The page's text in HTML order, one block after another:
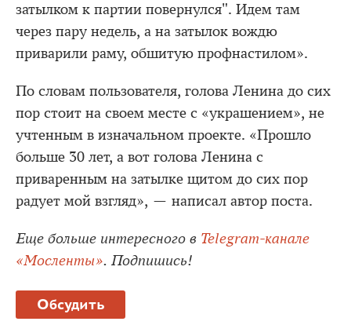
затылком к партии повернулся". Идем там
через пару недель, а на затылок вождю
приварили раму, обшитую профнастилом».
По словам пользователя, голова Ленина до сих
пор стоит на своем месте с «украшением», не
учтенным в изначальном проекте. «Прошло
больше 30 лет, а вот голова Ленина с
приваренным на затылке щитом до сих пор
радует мой взгляд», — написал автор поста.
Еще больше интересного в Telegram-канале
«Мосленты». Подпишись!
Обсудить